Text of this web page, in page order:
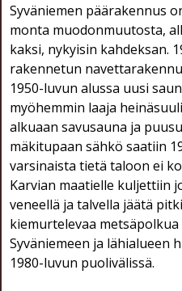
Syväniemen päärakennus
monta muodonmuutosta,
kaksi, nykyisin kahdeksan.
rakennetun
1950-luvun alussa uusi
myöhemmin laaja
alkuaan savusauna ja
mäkitupaan sähkö saatiin
varsinaista tietä taloon ei
Karvian maatielle kuljettiin
veneellä ja talvella jäätä
kiemurtelevaa
Syväniemeen ja lähialueen
1980-luvun puolivälissä.